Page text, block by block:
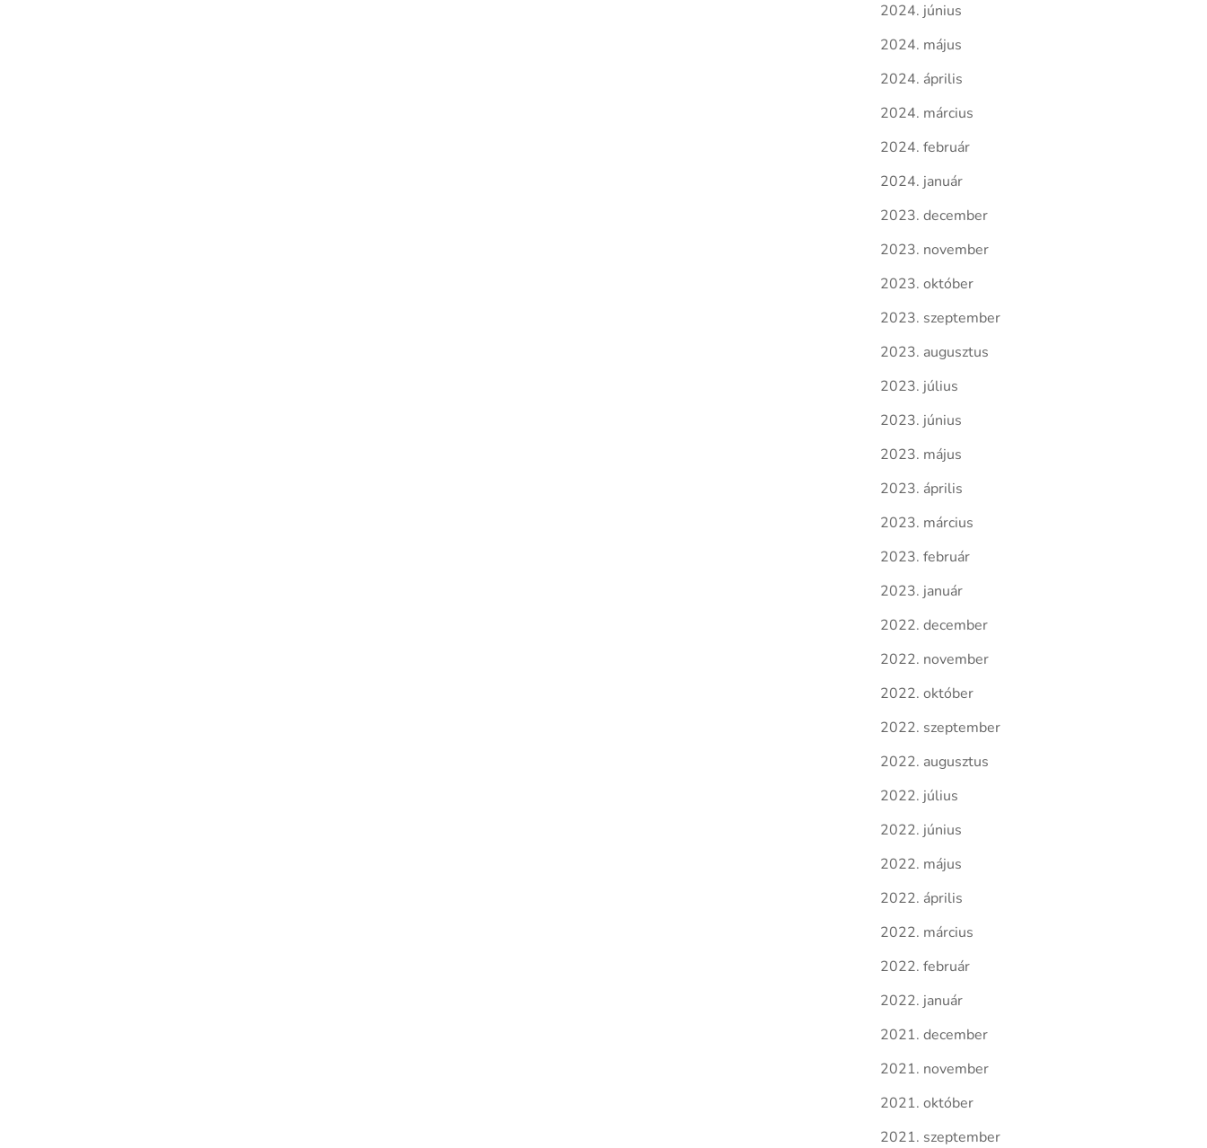
2024. június
2024. május
2024. április
2024. március
2024. február
2024. január
2023. december
2023. november
2023. október
2023. szeptember
2023. augusztus
2023. július
2023. június
2023. május
2023. április
2023. március
2023. február
2023. január
2022. december
2022. november
2022. október
2022. szeptember
2022. augusztus
2022. július
2022. június
2022. május
2022. április
2022. március
2022. február
2022. január
2021. december
2021. november
2021. október
2021. szeptember